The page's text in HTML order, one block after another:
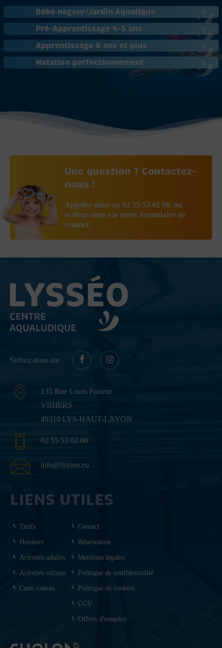
Bébé nageur/Jardin Aquatique
Pré-Apprentissage 4-5 ans
Apprentissage 6 ans et plus
Natation perfectionnement
Une question ? Contactez-
nous !
Appelez-nous au 02 55 53 02 60. ou
écrivez-nous via notre formulaire de
contact.
Suivez-nous sur
135 Rue Louis Pasteur
VIHIERS
49310 LYS-HAUT-LAYON
02 55 53 02 60
info@lysseo.eu
LIENS UTILES
Tarifs
Horaires
Activités adultes
Activités enfants
Carte cadeau
Contact
Réservation
Mentions légales
Politique de confidentialité
Politique de cookies
CGV
Offres d'emploi